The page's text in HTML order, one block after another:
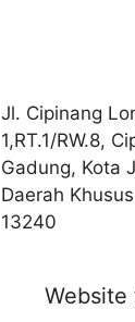
Jl. Cipinang
1,RT.1/RW.8,
Gadung, Kota
Daerah
13240
Website